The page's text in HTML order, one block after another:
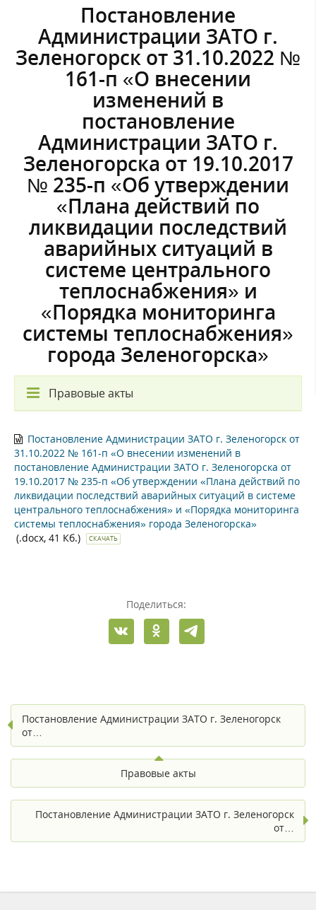
Постановление
Администрации ЗАТО г.
Зеленогорск от 31.10.2022 №
161-п «О внесении
изменений в
постановление
Администрации ЗАТО г.
Зеленогорска от 19.10.2017
№ 235-п «Об утверждении
«Плана действий по
ликвидации последствий
аварийных ситуаций в
системе центрального
теплоснабжения» и
«Порядка мониторинга
системы теплоснабжения»
города Зеленогорска»
Правовые акты
Постановление Администрации ЗАТО г. Зеленогорск от
31.10.2022 № 161-п «О внесении изменений в
постановление Администрации ЗАТО г. Зеленогорска от
19.10.2017 № 235-п «Об утверждении «Плана действий по
ликвидации последствий аварийных ситуаций в системе
центрального теплоснабжения» и «Порядка мониторинга
системы теплоснабжения» города Зеленогорска»
(.docx, 41 Кб.)
СКАЧАТЬ
Поделиться:
Постановление Администрации ЗАТО г. Зеленогорск
от…
Правовые акты
Постановление Администрации ЗАТО г. Зеленогорск
от…